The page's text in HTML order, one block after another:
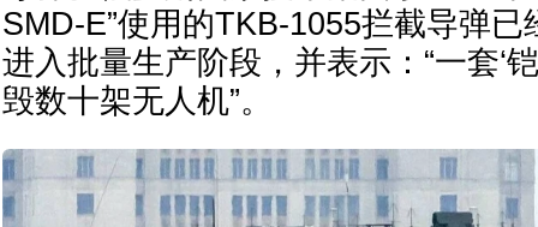
SMD-E”使用的TKB-1055拦截导弹
进入批量生产阶段，并表示：“一套‘
毁数十架无人机”。